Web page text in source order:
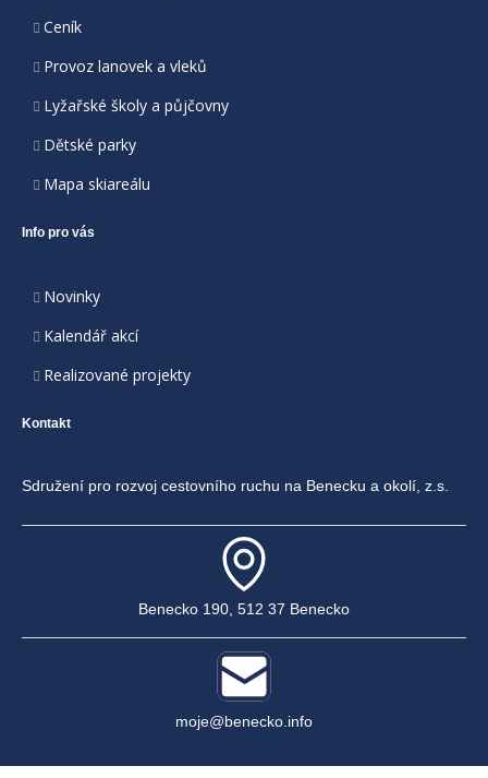
Ceník
Provoz lanovek a vleků
Lyžařské školy a půjčovny
Dětské parky
Mapa skiareálu
Info pro vás
Novinky
Kalendář akcí
Realizované projekty
Kontakt
Sdružení pro rozvoj cestovního ruchu na Benecku a okolí, z.s.
Benecko 190, 512 37 Benecko
moje@benecko.info